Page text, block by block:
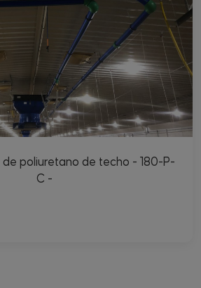
de poliuretano de techo - 180-P-
C -